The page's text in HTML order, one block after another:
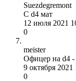
Suezdegremont
С d4 мат
12 июля 2021
0
meister
Офицер на d4 -
9 октября 2021
0